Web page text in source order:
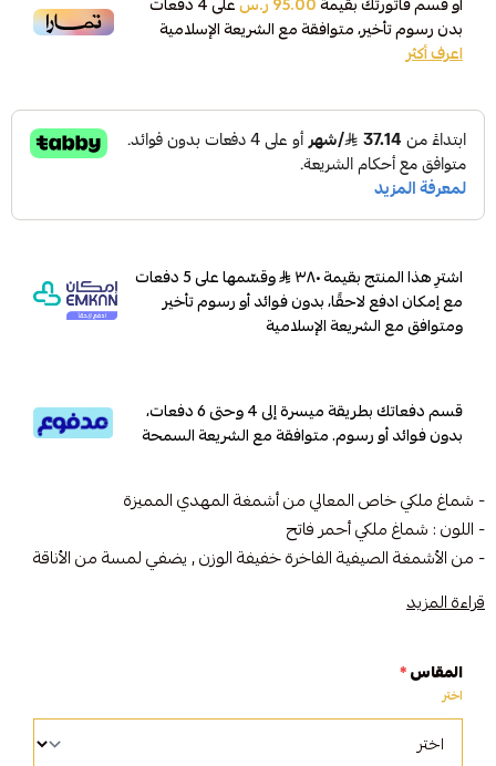
بدون رسوم تأخير، متوافقة مع الشريعة الإسلامية
اعرف أكثر
اشترِ هذا المنتج بقيمة ٣٨٠
وقسّمها على 5 دفعات
مع إمكان ادفع لاحقًا، بدون فوائد أو رسوم تأخير
ومتوافق مع الشريعة الإسلامية
قسم دفعاتك بطريقة ميسرة إلى 4 وحتى 6 دفعات،
بدون فوائد أو رسوم. متوافقة مع الشريعة السمحة
- شماغ ملكي خاص المعالي من أشمغة المهدي المميزة
- اللون : شماغ ملكي أحمر فاتح
- من الأشمغة الصيفية الفاخرة خفيفة الوزن , يضفي لمسة من الأناقة
- شماغ اصلي بأعلى معايير الجودة الانجليزية مصنوع من القطن ١٠٠٪؜
اطلبه الآن و تميز بحضورك الفخم مع "مشالح المهدي الملكية "
قراءة المزيد
المقاس*
اختر